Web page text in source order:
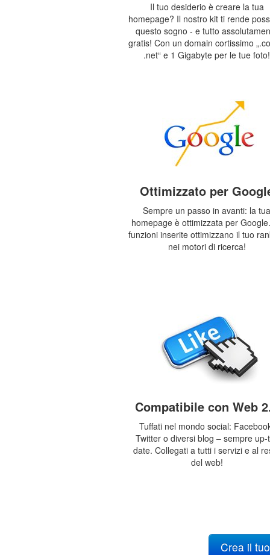
Il tuo desiderio è creare la tua
homepage? Il nostro kit ti rende
questo sogno - e tutto
gratis! Con un domain cortissimo
.net“ e 1 Gigabyte per le tue foto!
Ottimizzato per
Sempre un passo in avanti: la tua
homepage è ottimizzata per
funzioni inserite ottimizzano il tuo
nei motori di ricerca!
Compatibile con Web
Tuffati nel mondo social:
Twitter o diversi blog – sempre up-
date. Collegati a tutti i servizi e al
del web!
Crea il